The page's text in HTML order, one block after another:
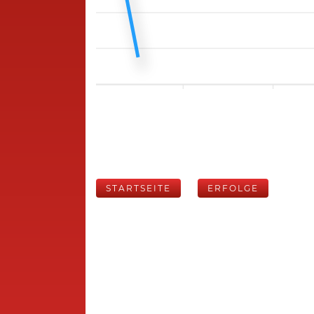
STARTSEITE ERFOLGE